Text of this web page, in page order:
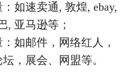
如速卖通, 敦煌, ebay,
, 亚马逊等；
如邮件，网络红人，
，展会、网盟等。